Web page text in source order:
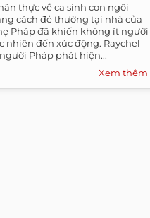
thực về ca sinh con ngôi
cách đẻ thường tại nhà của
Pháp đã khiến không ít người
nhiên đến xúc động. Raychel –
Pháp phát hiện...
Xem thêm